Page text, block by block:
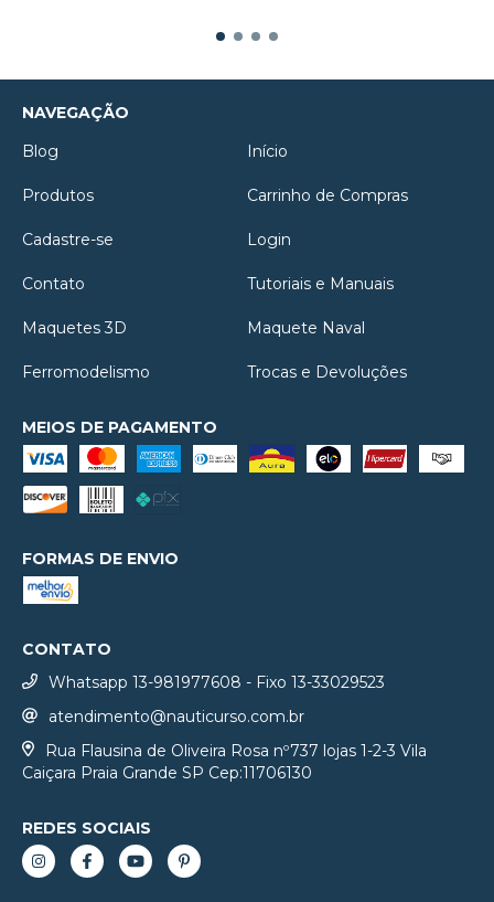
NAVEGAÇÃO
Blog
Início
Produtos Carrinho de Compras
Cadastre-se Login
Contato Tutoriais e Manuais
Maquetes 3D Maquete Naval
Ferromodelismo Trocas e Devoluções
MEIOS DE PAGAMENTO
FORMAS DE ENVIO
CONTATO
Whatsapp 13-981977608 - Fixo 13-33029523
atendimento@nauticurso.com.br
Rua Flausina de Oliveira Rosa nº737 lojas 1-2-3 Vila
Caiçara Praia Grande SP Cep:11706130
REDES SOCIAIS